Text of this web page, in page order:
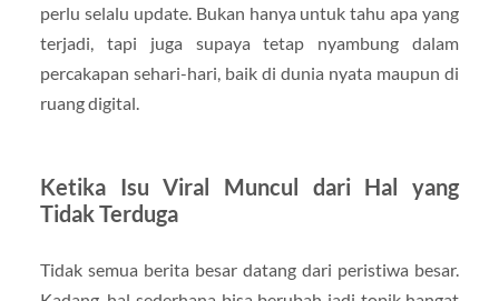
perlu selalu update. Bukan hanya untuk tahu apa yang
terjadi, tapi juga supaya tetap nyambung dalam
percakapan sehari-hari, baik di dunia nyata maupun di
ruang digital.
Ketika Isu Viral Muncul dari Hal yang
Tidak Terduga
Tidak semua berita besar datang dari peristiwa besar.